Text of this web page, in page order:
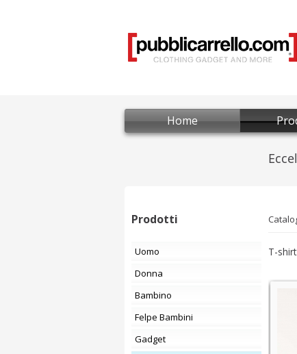
Home
Prodotti
Uomo
Donna
Bambino
Felpe Bambini
Gadget
T-